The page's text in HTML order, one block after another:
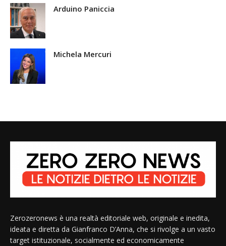
Arduino Paniccia
Michela Mercuri
Zerozeronews è una realtà editoriale web, originale e inedita,
ideata e diretta da Gianfranco D’Anna, che si rivolge a un vasto
target istituzionale, socialmente ed economicamente